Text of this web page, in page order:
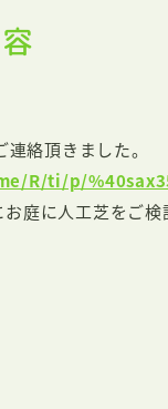
絡頂きました。
R/ti/p/
庭に人工芝をご検